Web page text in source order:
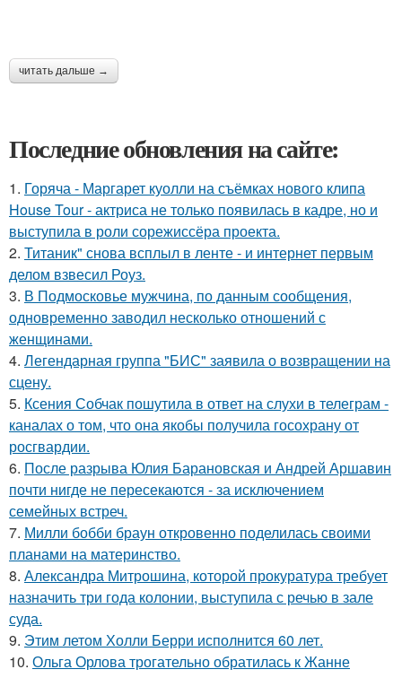
читать дальше →
Последние обновления на сайте:
1. Горяча - Маргарет куолли на съёмках нового клипа
House Tour - актриса не только появилась в кадре, но и
выступила в роли сорежиссёра проекта.
2. Титаник" снова всплыл в ленте - и интернет первым
делом взвесил Роуз.
3. В Подмосковье мужчина, по данным сообщения,
одновременно заводил несколько отношений с
женщинами.
4. Легендарная группа "БИС" заявила о возвращении на
сцену.
5. Ксения Собчак пошутила в ответ на слухи в телеграм -
каналах о том, что она якобы получила госохрану от
росгвардии.
6. После разрыва Юлия Барановская и Андрей Аршавин
почти нигде не пересекаются - за исключением
семейных встреч.
7. Милли бобби браун откровенно поделилась своими
планами на материнство.
8. Александра Митрошина, которой прокуратура требует
назначить три года колонии, выступила с речью в зале
суда.
9. Этим летом Холли Берри исполнится 60 лет.
10. Ольга Орлова трогательно обратилась к Жанне